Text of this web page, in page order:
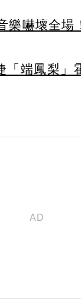
樂嚇壞全場
「端鳳梨